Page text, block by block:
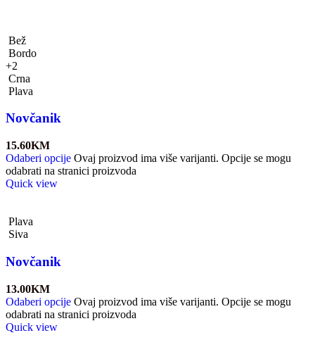
Bež
Bordo
+2
Crna
Plava
Novčanik
15.60KM
Odaberi opcije Ovaj proizvod ima više varijanti. Opcije se mogu
odabrati na stranici proizvoda
Quick view
Plava
Siva
Novčanik
13.00KM
Odaberi opcije Ovaj proizvod ima više varijanti. Opcije se mogu
odabrati na stranici proizvoda
Quick view